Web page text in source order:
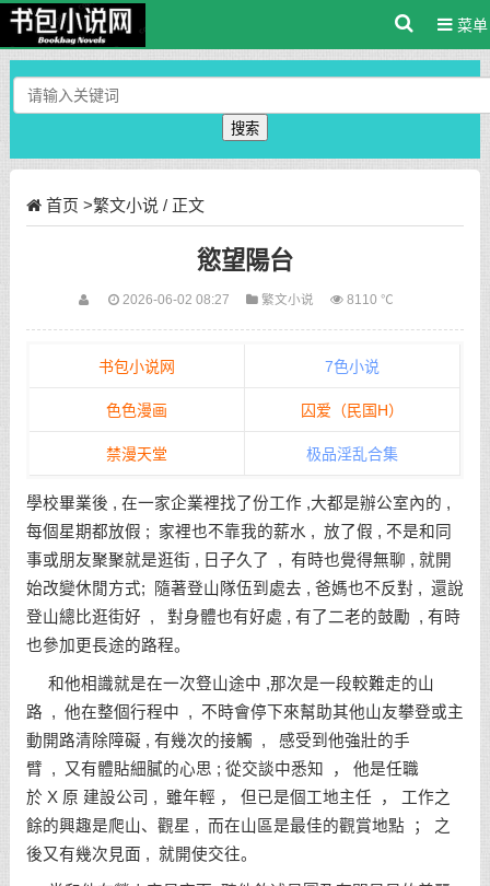
菜单
搜索
首页 >繁文小说 / 正文
慾望陽台
2026-06-02 08:27 繁文小说 8110 ℃
书包小说网 7色小说
色色漫画 囚爱（民国H）
禁漫天堂 极品淫乱合集
學校畢業後 , 在一家企業裡找了份工作 ,大都是辦公室內的 ,
每個星期都放假 ; 家裡也不靠我的薪水 , 放了假 , 不是和同
事或朋友聚聚就是逛街 , 日子久了 , 有時也覺得無聊 , 就開
始改變休閒方式; 隨著登山隊伍到處去 , 爸媽也不反對 , 還說
登山總比逛街好 , 對身體也有好處 , 有了二老的鼓勵 , 有時
也參加更長途的路程。
和他相識就是在一次豋山途中 ,那次是一段較難走的山
路 , 他在整個行程中 , 不時會停下來幫助其他山友攀登或主
動開路清除障礙 , 有幾次的接觸 , 感受到他強壯的手
臂 , 又有體貼細膩的心思 ; 從交談中悉知 ， 他是任職
於 X 原 建設公司 , 雖年輕 ， 但已是個工地主任 ， 工作之
餘的興趣是爬山、觀星 , 而在山區是最佳的觀賞地點 ； 之
後又有幾次見面 , 就開使交往。